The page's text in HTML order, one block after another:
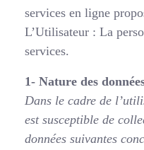
services en ligne
L’Utilisateur : La
services.
1- Nature des
Dans le cadre de
est susceptible de
données suivantes